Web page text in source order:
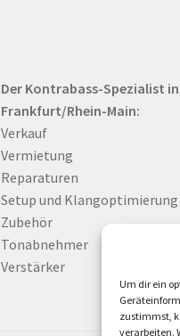
Um dir ein
zustimmst,
verarbeiten.
Der Kontrabass-Spezialist in
Frankfurt/Rhein-Main:
Verkauf
Vermietung
Reparaturen
Setup und Klangoptimierung
Zubehör
Tonabnehmer
Verstärker